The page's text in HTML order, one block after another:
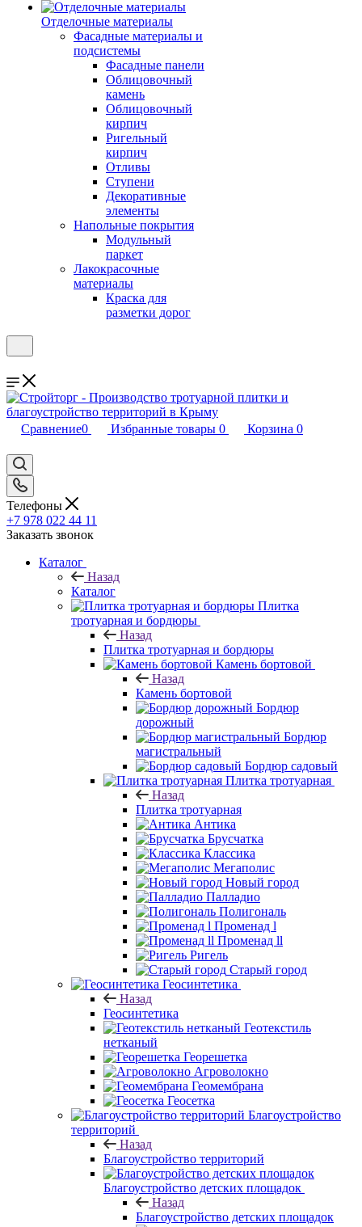
Отделочные материалы
Фасадные материалы и
подсистемы
Фасадные панели
Облицовочный
камень
Облицовочный
кирпич
Ригельный
кирпич
Отливы
Ступени
Декоративные
элементы
Напольные покрытия
Модульный
паркет
Лакокрасочные
материалы
Краска для
разметки дорог
Сравнение0 Избранные товары 0 Корзина 0
Телефоны
+7 978 022 44 11
Заказать звонок
Каталог
Назад
Каталог
Плитка
тротуарная и бордюры
Назад
Плитка тротуарная и бордюры
Камень бортовой
Назад
Камень бортовой
Бордюр
дорожный
Бордюр
магистральный
Бордюр садовый
Плитка тротуарная
Назад
Плитка тротуарная
Антика
Брусчатка
Классика
Мегаполис
Новый город
Палладио
Полигональ
Променад l
Променад ll
Ригель
Старый город
Геосинтетика
Назад
Геосинтетика
Геотекстиль
нетканый
Георешетка
Агроволокно
Геомембрана
Геосетка
Благоустройство
территорий
Назад
Благоустройство территорий
Благоустройство детских площадок
Назад
Благоустройство детских площадок